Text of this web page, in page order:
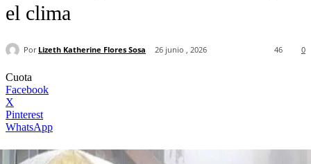
el clima
Por Lizeth Katherine Flores Sosa 26 junio , 2026 0
46
Cuota
Facebook
X
Pinterest
WhatsApp